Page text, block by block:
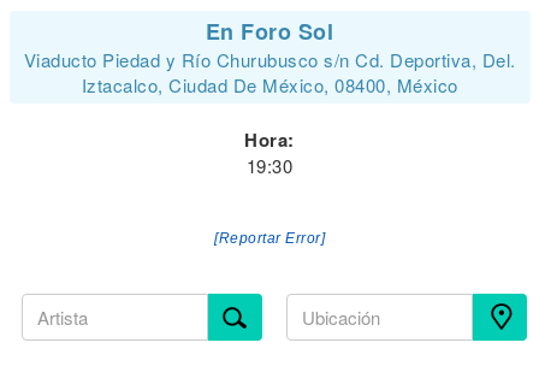
En Foro Sol
Viaducto Piedad y Río Churubusco s/n Cd. Deportiva, Del.
Iztacalco, Ciudad De México, 08400, México
Hora:
19:30
[Reportar Error]